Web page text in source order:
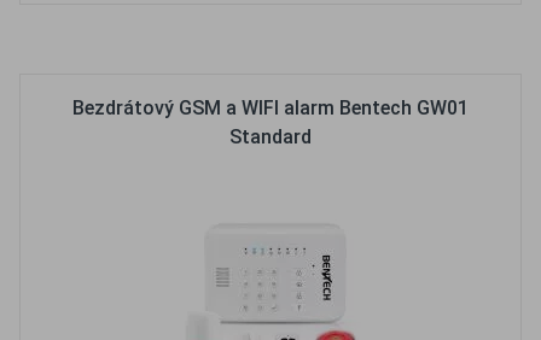
Bezdrátový GSM a WIFI alarm Bentech GW01
Standard